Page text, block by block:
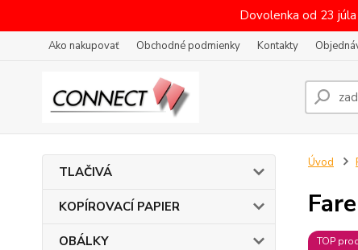
Dovolenka od 23
Ako nakupovať Obchodné podmienky Kontakty
TLAČIVÁ
KOPÍROVACÍ PAPIER
OBÁLKY
Úvod
TOP